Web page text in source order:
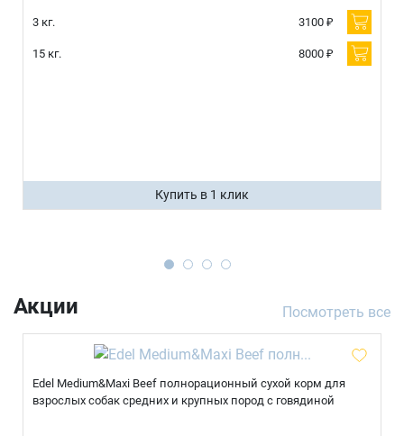
3 кг. 3100 ₽
15 кг. 8000 ₽
Купить в 1 клик
Акции Посмотреть все
Edel Medium&Maxi Beef полнорационный сухой корм для
взрослых собак средних и крупных пород с говядиной